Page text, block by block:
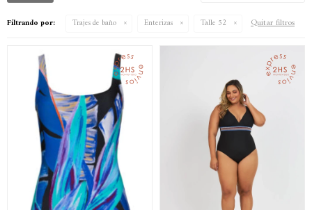
Filtrando por: Trajes de baño Enterizas Talle 52 Quitar filtros